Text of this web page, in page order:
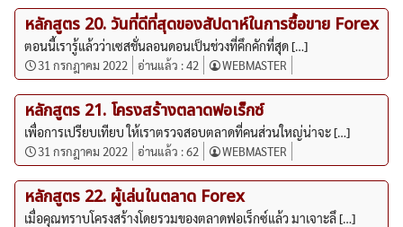
หลักสูตร 20. วันที่ดีที่สุดของสัปดาห์ในการซื้อขาย Forex
ตอนนี้เรารู้แล้วว่าเซสชั่นลอนดอนเป็นช่วงที่คึกคักที่สุด […]
31 กรกฎาคม 2022 อ่านแล้ว :42 WEBMASTER
หลักสูตร 21. โครงสร้างตลาดฟอเร็กซ์
เพื่อการเปรียบเทียบ ให้เราตรวจสอบตลาดที่คนส่วนใหญ่น่าจะ […]
31 กรกฎาคม 2022 อ่านแล้ว :62 WEBMASTER
หลักสูตร 22. ผู้เล่นในตลาด Forex
เมื่อคุณทราบโครงสร้างโดยรวมของตลาดฟอเร็กซ์แล้ว มาเจาะลึ […]